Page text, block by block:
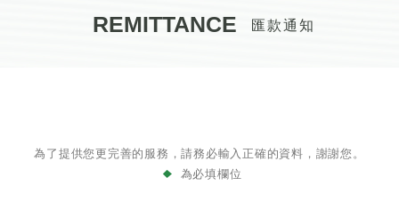
REMITTANCE
匯款通知
為了提供您更完善的服務，請務必輸入正確的資料，謝謝您。
為必填欄位